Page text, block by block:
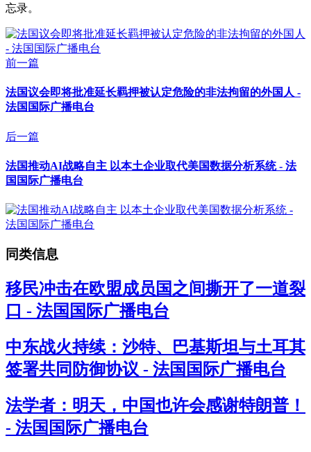
忘录。
前一篇
法国议会即将批准延长羁押被认定危险的非法拘留的外国人 -
法国国际广播电台
后一篇
法国推动AI战略自主 以本土企业取代美国数据分析系统 - 法
国国际广播电台
同类信息
移民冲击在欧盟成员国之间撕开了一道裂
口 - 法国国际广播电台
中东战火持续：沙特、巴基斯坦与土耳其
签署共同防御协议 - 法国国际广播电台
法学者：明天，中国也许会感谢特朗普！
- 法国国际广播电台